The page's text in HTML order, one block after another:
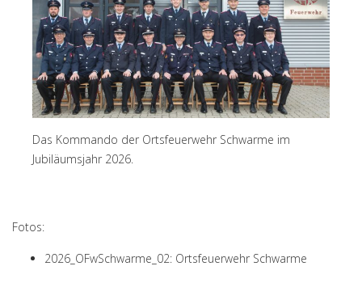
Das Kommando der Ortsfeuerwehr Schwarme im
Jubiläumsjahr 2026.
Fotos:
2026_OFwSchwarme_02: Ortsfeuerwehr Schwarme